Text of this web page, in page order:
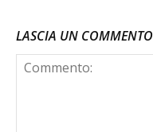
LASCIA UN COMMENTO